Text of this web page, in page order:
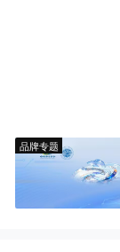
品牌专题